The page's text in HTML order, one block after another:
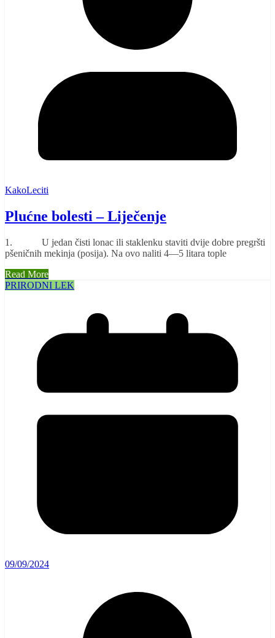
KakoLeciti
Plućne bolesti – Liječenje
1. U jedan čisti lonac ili staklenku staviti dvije dobre pregršti
pšeničnih mekinja (posija). Na ovo naliti 4—5 litara tople
Read More
PRIRODNI LEK
09/09/2024